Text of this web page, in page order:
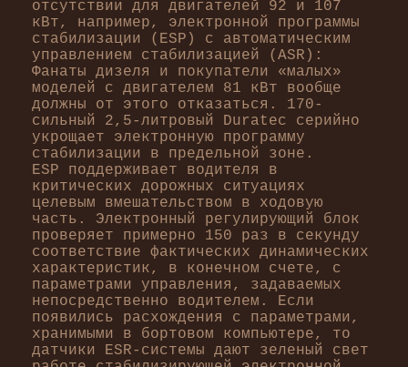
отсутствии для двигателей 92 и 107
кВт, например, электронной программы
стабилизации (ESP) с автоматическим
управлением стабилизацией (ASR):
Фанаты дизеля и покупатели «малых»
моделей с двигателем 81 кВт вообще
должны от этого отказаться. 170-
сильный 2,5-литровый Duratec серийно
укрощает электронную программу
стабилизации в предельной зоне.
ESP поддерживает водителя в
критических дорожных ситуациях
целевым вмешательством в ходовую
часть. Электронный регулирующий блок
проверяет примерно 150 раз в секунду
соответствие фактических динамических
характеристик, в конечном счете, с
параметрами управления, задаваемых
непосредственно водителем. Если
появились расхождения с параметрами,
хранимыми в бортовом компьютере, то
датчики ЕSR-системы дают зеленый свет